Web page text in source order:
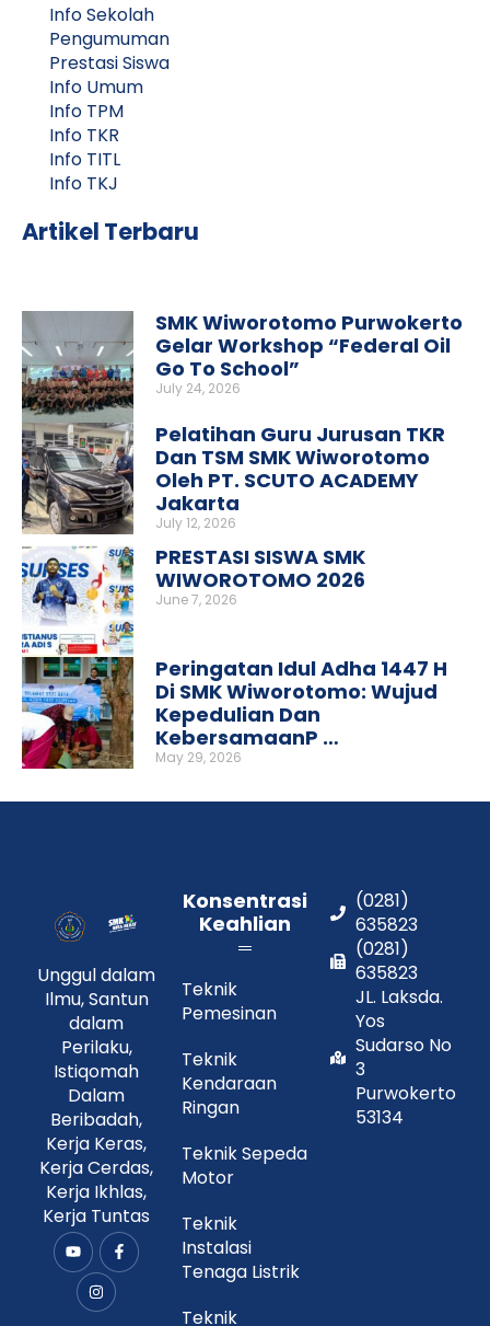
Info Sekolah
Pengumuman
Prestasi Siswa
Info Umum
Info TPM
Info TKR
Info TITL
Info TKJ
Artikel Terbaru
SMK Wiworotomo Purwokerto
Gelar Workshop “Federal Oil
Go To School”
July 24, 2026
Pelatihan Guru Jurusan TKR
Dan TSM SMK Wiworotomo
Oleh PT. SCUTO ACADEMY
Jakarta
July 12, 2026
PRESTASI SISWA SMK
WIWOROTOMO 2026
June 7, 2026
Peringatan Idul Adha 1447 H
Di SMK Wiworotomo: Wujud
Kepedulian Dan
KebersamaanP …
May 29, 2026
Unggul dalam
Ilmu, Santun
dalam
Perilaku,
Istiqomah
Dalam
Beribadah,
Kerja Keras,
Kerja Cerdas,
Kerja Ikhlas,
Kerja Tuntas
Y
o
u
t
u
F
a
n
s
t
a
Konsentrasi
Keahlian
Teknik
Pemesinan
Teknik
Kendaraan
Ringan
Teknik Sepeda
Motor
Teknik
Instalasi
Tenaga Listrik
Teknik
(0281)
635823
(0281)
635823
JL. Laksda.
Yos
Sudarso No
3
Purwokerto
53134